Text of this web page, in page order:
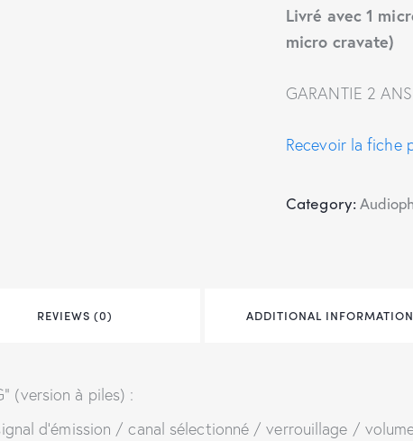
Livré avec 1 m
micro cravate)
GARANTIE 2 ANS
Recevoir la fiche
Category:
REVIEWS (0) ADDITIONAL INFORMATION
(version à piles) :
d’émission / canal sélectionné / verrouillage /